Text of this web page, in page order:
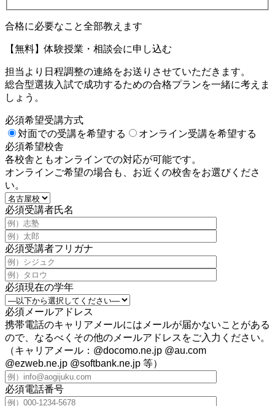
合格に必要なこと全部教えます
【無料】体験授業・相談会に申し込む
担当より日程調整の連絡をお送りさせていただきます。
総合型選抜入試で成功するための合格プランを一緒に考えま
しょう。
必須希望受講方式
対面での受講を希望する
オンライン受講を希望する
必須希望校舎
各校舎ともオンラインでの対応が可能です。
オンラインご希望の場合も、お近くの校舎をお選びくださ
い。
必須受講者氏名
必須受講者フリガナ
必須現在の学年
必須 メールアドレス
携帯電話のキャリアメールにはメールが届かないことがある
ので、なるべくその他のメールアドレスをご入力ください。
（キャリアメール：@docomo.ne.jp @au.com
@ezweb.ne.jp @softbank.ne.jp 等）
必須電話番号